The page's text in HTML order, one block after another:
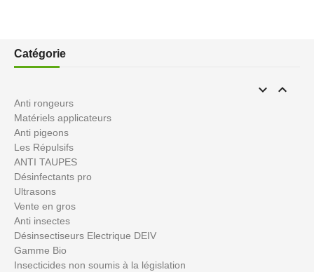
Catégorie
 
Anti rongeurs
Matériels applicateurs
Anti pigeons
Les Répulsifs
ANTI TAUPES
Désinfectants pro
Ultrasons
Vente en gros
Anti insectes
Désinsectiseurs Electrique DEIV
Gamme Bio
Insecticides non soumis à la législation